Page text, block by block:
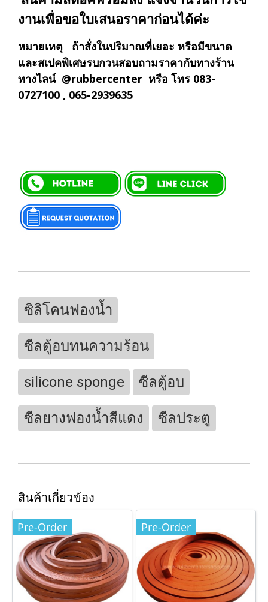
งานเพื่อขอใบเสนอราคาก่อนได้ค่ะ
หมายเหตุ ถ้าสั่งในปริมาณที่เยอะ หรือมีขนาด
และสเปคพิเศษรบกวนสอบถามราคากับทางร้าน
ทางไลน์ @rubbercenter หรือ โทร 083-
0727100 , 065-2939635
ซิลิโคนฟองน้ำ
ซีลตู้อบทนความร้อน
silicone sponge ซีลตู้อบ
ซีลยางฟองน้ำสีแดง ซีลประตู
สินค้าเกี่ยวข้อง
Pre-Order Pre-Order